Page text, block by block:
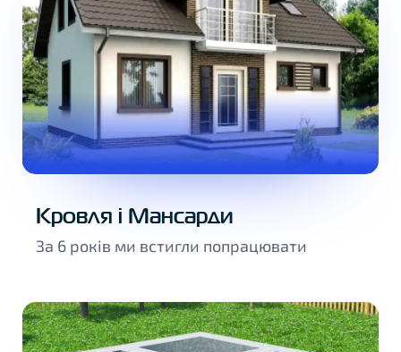
Кровля і Мансарди
За 6 років ми встигли попрацювати